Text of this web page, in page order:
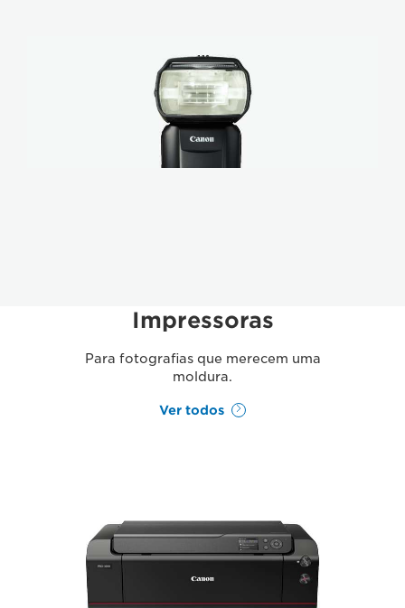
Impressoras
Para fotografias que merecem uma
moldura.
Ver todos